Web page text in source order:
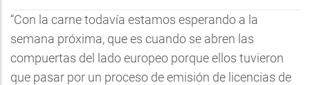
“Con la carne todavía estamos esperando a la
semana próxima, que es cuando se abren las
compuertas del lado europeo porque ellos tuvieron
que pasar por un proceso de emisión de licencias de